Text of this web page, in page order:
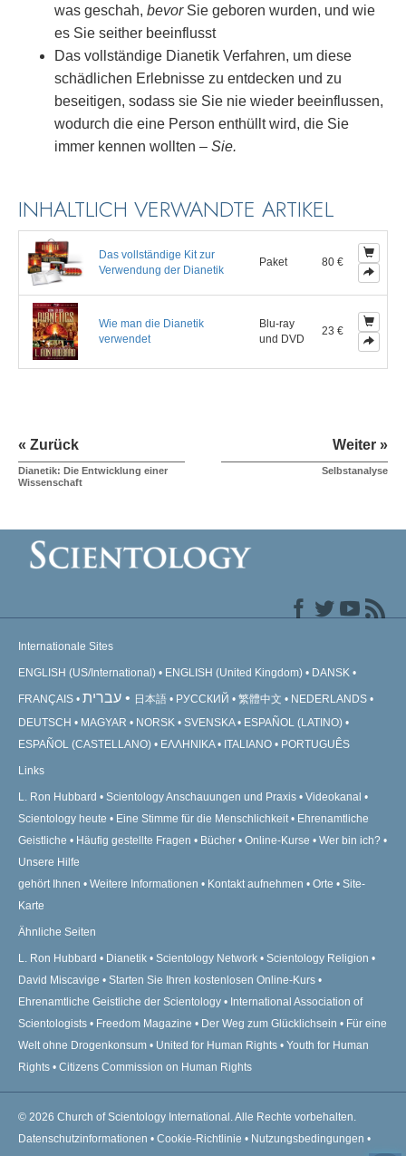
was geschah, bevorSie geboren wurden, und wie
es Sie seither beeinflusst
Das vollständige Dianetik Verfahren, um diese
schädlichen Erlebnisse zu entdecken und zu
beseitigen, sodass sie Sie nie wieder beeinflussen,
wodurch die eine Person enthüllt wird, die Sie
immer kennen wollten – Sie.
INHALTLICH VERWANDTE ARTIKEL
Das vollständige Kit zur
Verwendung der Dianetik
Paket 80 €
Wie man die Dianetik
verwendet
Blu-ray
und DVD
23 €
« Zurück
Dianetik: Die Entwicklung einer
Wissenschaft
Weiter »
Selbstanalyse
Internationale Sites
ENGLISH (US/International) ENGLISH (United Kingdom) DANSK
FRANÇAIS עברית 日本語 РУССКИЙ 繁體中文
NEDERLANDS
DEUTSCH
MAGYAR NORSK SVENSKA
ESPAÑOL (LATINO)
ESPAÑOL (CASTELLANO)
ΕΛΛΗΝΙΚA ITALIANO PORTUGUÊS
Links
L. Ron Hubbard Scientology Anschauungen und Praxis
Videokanal
Scientology heute
Eine Stimme für die Menschlichkeit
Ehrenamtliche
Geistliche
Häufig gestellte Fragen Bücher Online-Kurse
Wer bin ich?
Unsere Hilfe
gehört Ihnen
Weitere Informationen Kontakt aufnehmen Orte
Site-
Karte
Ähnliche Seiten
L. Ron Hubbard Dianetik Scientology Network
Scientology Religion
David Miscavige
Starten Sie Ihren kostenlosen Online-Kurs
Ehrenamtliche Geistliche der Scientology
International Association of
Scientologists
Freedom Magazine Der Weg zum Glücklichsein
Für eine
Welt ohne Drogenkonsum
United for Human Rights
Youth for Human
Rights
Citizens Commission on Human Rights
© 2026 Church of Scientology International. Alle Rechte vorbehalten.
Datenschutzinformationen • Cookie-Richtlinie • Nutzungsbedingungen •